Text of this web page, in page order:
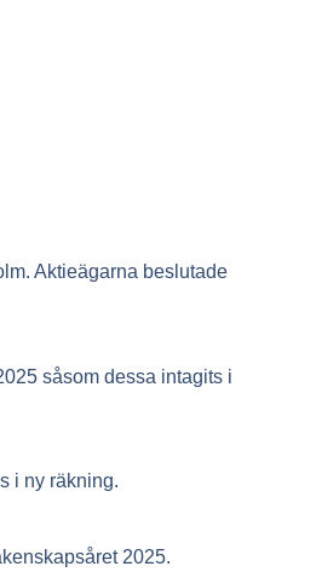
Aktieägarna beslutade
såsom dessa intagits i
i ny räkning.
2025.